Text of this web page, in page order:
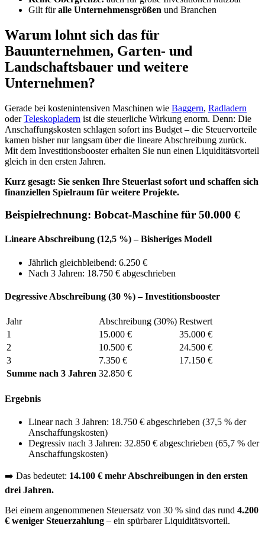
Gilt füralle Unternehmensgrößen und Branchen
Warum lohnt sich das für
Bauunternehmen, Garten- und
Landschaftsbauer und weitere
Unternehmen?
Gerade bei kostenintensiven Maschinen wie Baggern, Radladern
oderTeleskopladern ist die steuerliche Wirkung enorm. Denn: Die
Anschaffungskosten schlagen sofort ins Budget – die Steuervorteile
kamen bisher nur langsam über die lineare Abschreibung zurück.
Mit dem Investitionsbooster erhalten Sie nun einen Liquiditätsvorteil
gleich in den ersten Jahren.
Kurz gesagt: Sie senken Ihre Steuerlast sofort und schaffen sich
finanziellen Spielraum für weitere Projekte.
Beispielrechnung: Bobcat-Maschine für 50.000 €
Lineare Abschreibung (12,5 %) – Bisheriges Modell
Jährlich gleichbleibend: 6.250 €
Nach 3 Jahren: 18.750 € abgeschrieben
Degressive Abschreibung (30 %) – Investitionsbooster
Jahr Abschreibung (30%) Restwert
1
15.000 €
35.000 €
2
10.500 €
24.500 €
3
7.350 €
17.150 €
Summe nach 3 Jahren 32.850 €
Ergebnis
Linear nach 3 Jahren: 18.750 € abgeschrieben (37,5 % der
Anschaffungskosten)
Degressiv nach 3 Jahren: 32.850 € abgeschrieben (65,7 % der
Anschaffungskosten)
➡️ Das bedeutet: 14.100 € mehr Abschreibungen in den ersten
drei Jahren.
Bei einem angenommenen Steuersatz von 30 % sind das rund 4.200
€ weniger Steuerzahlung – ein spürbarer Liquiditätsvorteil.